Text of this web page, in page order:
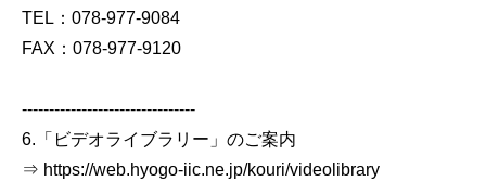
TEL：078-977-9084
FAX：078-977-9120
--------------------------------
6.「ビデオライブラリー」のご案内
⇒ https://web.hyogo-iic.ne.jp/kouri/videolibrary